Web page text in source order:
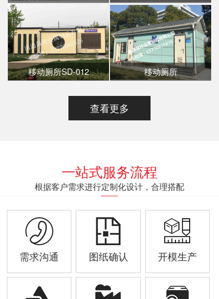
移动厕所SD-012 移动厕所
查看更多
一站式服务流程
根据客户需求进行定制化设计，合理搭配
需求沟通 图纸确认 开模生产